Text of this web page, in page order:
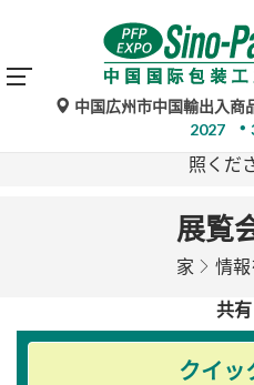
Google翻訳による自動翻訳
場合があります。ご不明な
照くだ
中国広州市中国輸出入商
2027
展覧
家 情
共有
クイッ